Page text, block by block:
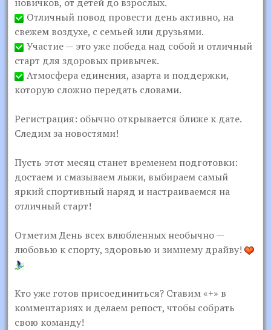
Отличный повод провести день активно, на
свежем воздухе, с семьей или друзьями.
Участие — это уже победа над собой и отличный
старт для здоровых привычек.
Атмосфера единения, азарта и поддержки,
которую сложно передать словами.
Регистрация: обычно открывается ближе к дате.
Следим за новостями!
Пусть этот месяц станет временем подготовки:
достаем и смазываем лыжи, выбираем самый
яркий спортивный наряд и настраиваемся на
отличный старт!
Отметим День всех влюбленных необычно —
любовью к спорту, здоровью и зимнему драйву!
Кто уже готов присоединиться? Ставим «+» в
комментариях и делаем репост, чтобы собрать
свою команду!